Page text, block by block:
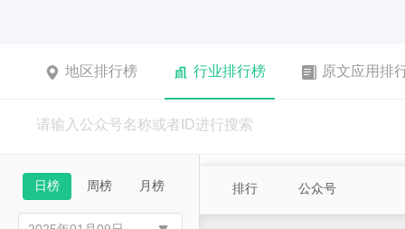
地区排行榜 行业排行榜 原文应用排
日榜 周榜 月榜 排行 公众号